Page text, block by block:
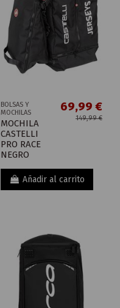
BOLSAS Y
MOCHILAS
MOCHILA
CASTELLI
PRO RACE
NEGRO
69,99 €
149,99 €
Añadir al carrito